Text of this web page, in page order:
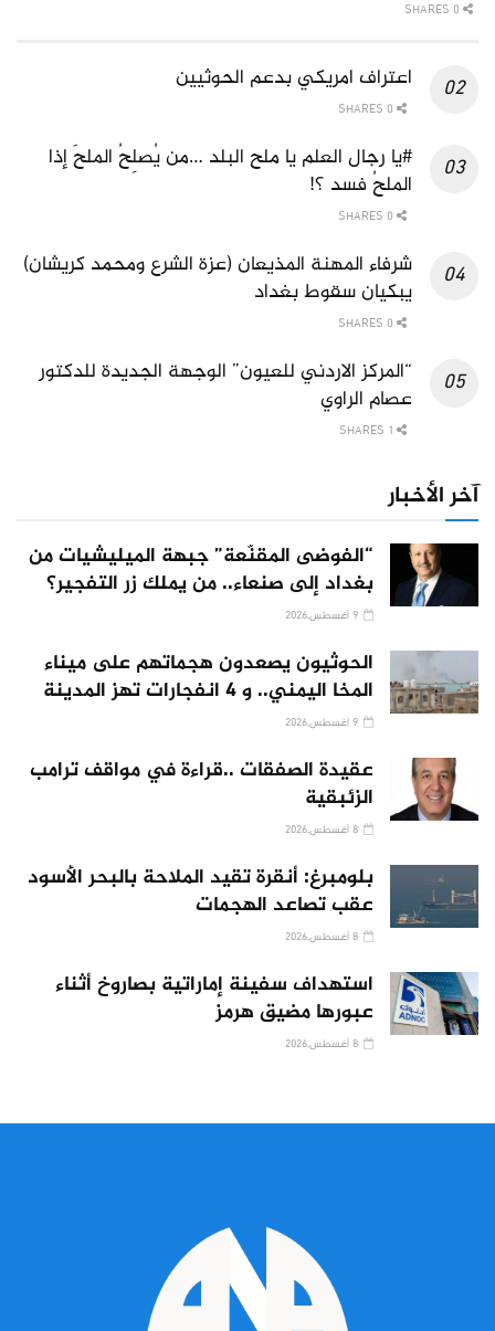
اعتراف امريكي بدعم الحوثيين
#يا رجال العلم يا ملح البلد …من يُصلِحُ الملحَ إذا
الملحُ فسد ؟!
شرفاء المهنة المذيعان (عزة الشرع ومحمد كريشان)
يبكيان سقوط بغداد
“المركز الاردني للعيون” الوجهة الجديدة للدكتور
عصام الراوي
آخر الأخبار
“الفوضى المقنّعة” جبهة الميليشيات من
بغداد إلى صنعاء.. من يملك زر التفجير؟
الحوثيون يصعدون هجماتهم على ميناء
المخا اليمني.. و 4 انفجارات تهز المدينة
عقيدة الصفقات ..قراءة في مواقف ترامب
الزئبقية
بلومبرغ: أنقرة تقيد الملاحة بالبحر الأسود
عقب تصاعد الهجمات
استهداف سفينة إماراتية بصاروخ أثناء
عبورها مضيق هرمز